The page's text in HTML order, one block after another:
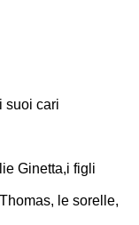
suoi cari
Ginetta,i figli
le sorelle,